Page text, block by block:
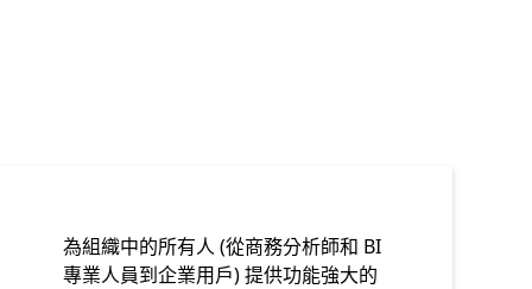
為組織中的所有人 (從商務分析師和 BI
專業人員到企業用戶) 提供功能強大的